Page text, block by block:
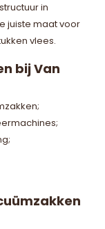
in
juiste maat voor
vlees.
bij Van